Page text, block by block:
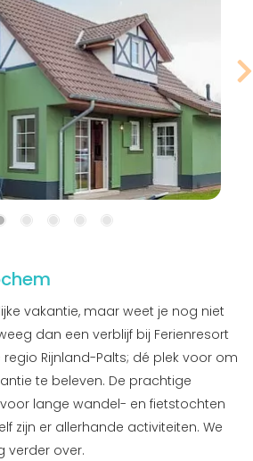
vakantie, maar weet je nog niet
dan een verblijf bij Ferienresort
Rijnland-Palts; dé plek voor om
te beleven. De prachtige
lange wandel- en fietstochten
zijn er allerhande activiteiten. We
verder over.